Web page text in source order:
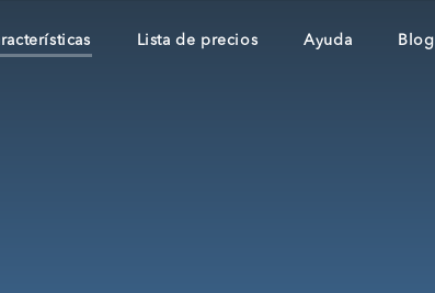
Lista de precios Ayuda Blog